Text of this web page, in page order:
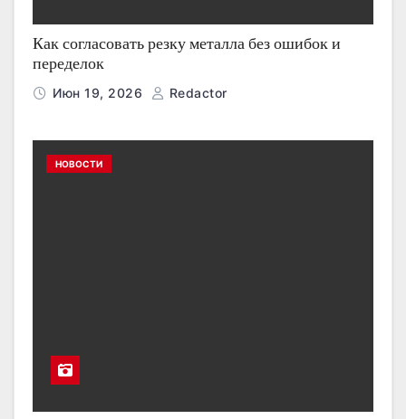
Как согласовать резку металла без ошибок и
переделок
Июн 19, 2026 Redactor
НОВОСТИ